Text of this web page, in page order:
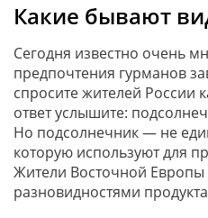
Какие бывают
Сегодня известно очень
предпочтения гурманов
спросите жителей России
ответ услышите:
Но подсолнечник — не
которую используют для
Жители Восточной
разновидностями